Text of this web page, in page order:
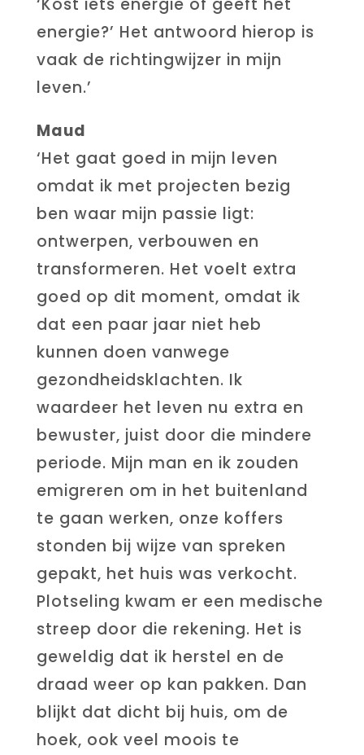
energie?’ Het antwoord hierop is
vaak de richtingwijzer in mijn
leven.’
Maud
‘Het gaat goed in mijn leven
omdat ik met projecten bezig
ben waar mijn passie ligt:
ontwerpen, verbouwen en
transformeren. Het voelt extra
goed op dit moment, omdat ik
dat een paar jaar niet heb
kunnen doen vanwege
gezondheidsklachten. Ik
waardeer het leven nu extra en
bewuster, juist door die mindere
periode. Mijn man en ik zouden
emigreren om in het buitenland
te gaan werken, onze koffers
stonden bij wijze van spreken
gepakt, het huis was verkocht.
Plotseling kwam er een medische
streep door die rekening. Het is
geweldig dat ik herstel en de
draad weer op kan pakken. Dan
blijkt dat dicht bij huis, om de
hoek, ook veel moois te